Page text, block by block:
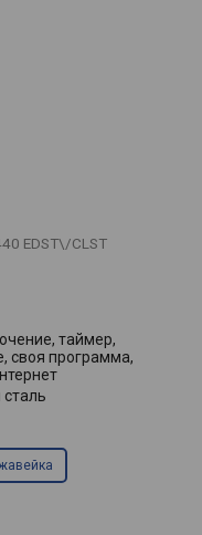
EDST\/CLST
таймер,
своя программа,